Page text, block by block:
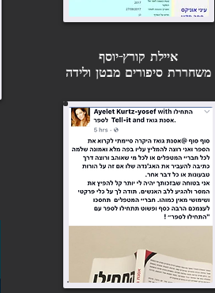
איילת קורץ-יוסף
משחררת סיפורים מבטן ולידה